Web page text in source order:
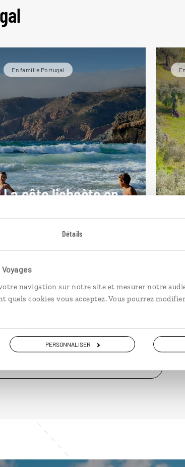
Détails
navigation sur notre site et mesurer notre
quels cookies vous acceptez. Vous pourrez
PERSONNALISER
En famille Portugal
La côte lisboète en
salopette
Autotour portugais en famille :
à partir de 1070€ à